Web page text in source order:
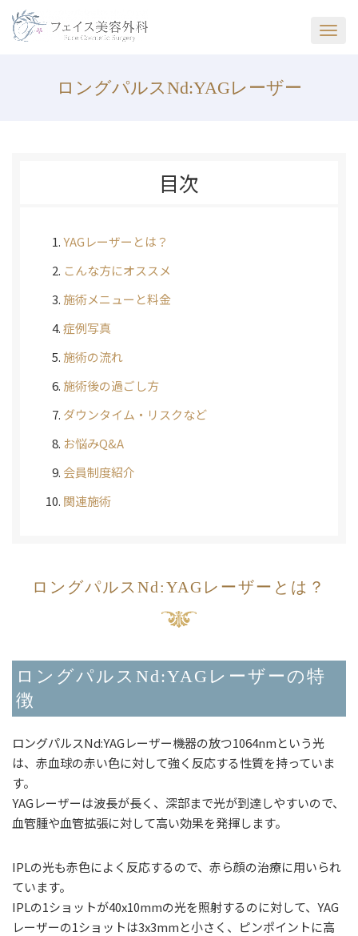
ロングパルスNd:YAGレーザー
目次
YAGレーザーとは？
こんな方にオススメ
施術メニューと料金
症例写真
施術の流れ
施術後の過ごし方
ダウンタイム・リスクなど
お悩みQ&A
会員制度紹介
関連施術
ロングパルスNd:YAGレーザーとは？
ロングパルスNd:YAGレーザーの特
徴
ロングパルスNd:YAGレーザー機器の放つ1064nmという光
は、赤血球の赤い色に対して強く反応する性質を持っていま
す。
YAGレーザーは波長が長く、深部まで光が到達しやすいので、
血管腫や血管拡張に対して高い効果を発揮します。
IPLの光も赤色によく反応するので、赤ら顔の治療に用いられ
ています。
IPLの1ショットが40x10mmの光を照射するのに対して、YAG
レーザーの1ショットは3x3mmと小さく、ピンポイントに高